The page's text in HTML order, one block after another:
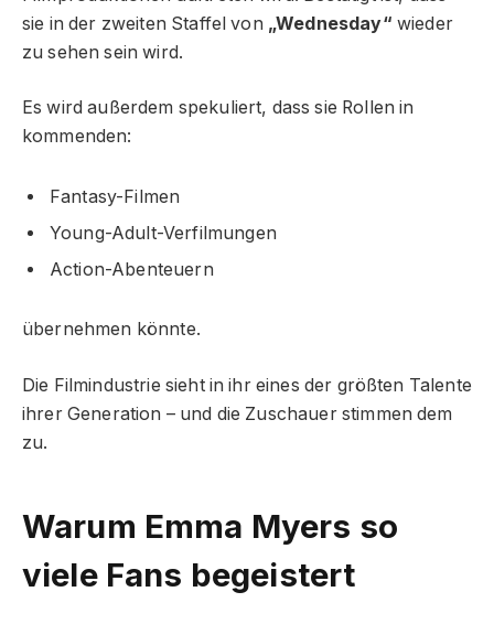
sie in der zweiten Staffel von „Wednesday“ wieder
zu sehen sein wird.
Es wird außerdem spekuliert, dass sie Rollen in
kommenden:
Fantasy-Filmen
Young-Adult-Verfilmungen
Action-Abenteuern
übernehmen könnte.
Die Filmindustrie sieht in ihr eines der größten Talente
ihrer Generation – und die Zuschauer stimmen dem
zu.
Warum Emma Myers so
viele Fans begeistert